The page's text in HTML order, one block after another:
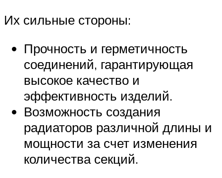
Их сильные стороны:
Прочность и герметичность
соединений, гарантирующая
высокое качество и
эффективность изделий.
Возможность создания
радиаторов различной длины и
мощности за счет изменения
количества секций.